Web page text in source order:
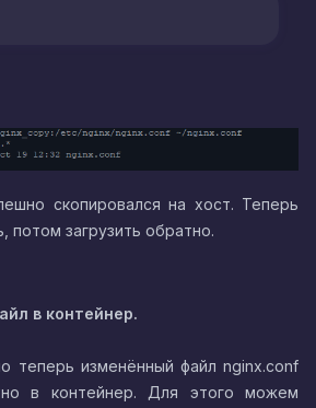
скопировался на хост. Теперь
потом загрузить обратно.
в контейнер.
теперь изменённый файл nginx.conf
в контейнер. Для этого можем